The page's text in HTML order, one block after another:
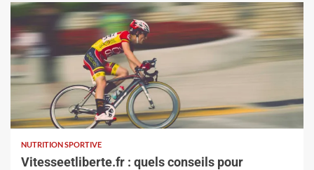
NUTRITION SPORTIVE
Vitesseetliberte.fr : quels conseils pour